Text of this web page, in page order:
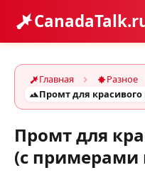
Главная
Разное
Промт для
(с примерами